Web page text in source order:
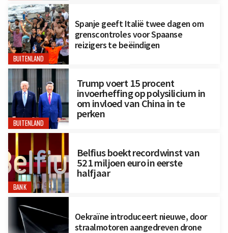
BUITENLAND
Spanje geeft Italië twee dagen om
grenscontroles voor Spaanse
reizigers te beëindigen
BUITENLAND
Trump voert 15 procent
invoerheffing op polysilicium in
om invloed van China in te
perken
BANK
Belfius boekt recordwinst van
521 miljoen euro in eerste
halfjaar
Oekraïne introduceert nieuwe, door
straalmotoren aangedreven drone